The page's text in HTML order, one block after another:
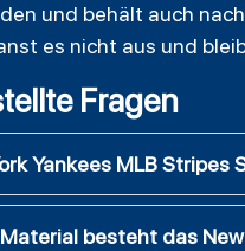
und behält auch
es nicht aus und
Fragen
Yankees MLB
besteht das